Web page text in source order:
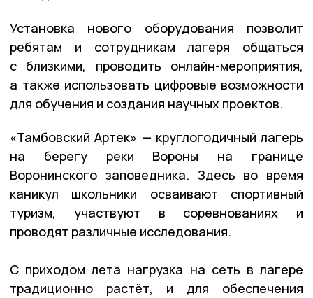
Установка нового оборудования позволит
ребятам и сотрудникам лагеря общаться
с близкими, проводить онлайн-мероприятия,
а также использовать цифровые возможности
для обучения и создания научных проектов.
«Тамбовский Артек» — круглогодичный лагерь
на берегу реки Вороны на границе
Воронинского заповедника. Здесь во время
каникул школьники осваивают спортивный
туризм, участвуют в соревнованиях и
проводят различные исследования.
С приходом лета нагрузка на сеть в лагере
традиционно растёт, и для обеспечения